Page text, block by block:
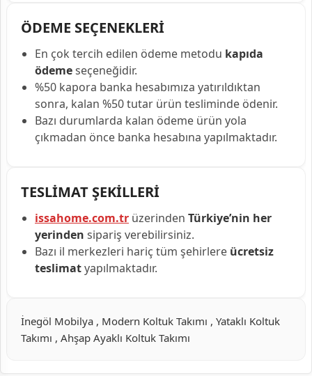
ÖDEME SEÇENEKLERİ
En çok tercih edilen ödeme metodu kapıda
ödemeseçeneğidir.
%50 kapora banka hesabımıza yatırıldıktan
sonra, kalan %50 tutar ürün tesliminde ödenir.
Bazı durumlarda kalan ödeme ürün yola
çıkmadan önce banka hesabına yapılmaktadır.
TESLİMAT ŞEKİLLERİ
issahome.com.tr üzerinden Türkiye’nin her
yerinden sipariş verebilirsiniz.
Bazı il merkezleri hariç tüm şehirlere ücretsiz
teslimatyapılmaktadır.
İnegöl Mobilya , Modern Koltuk Takımı , Yataklı Koltuk
Takımı , Ahşap Ayaklı Koltuk Takımı